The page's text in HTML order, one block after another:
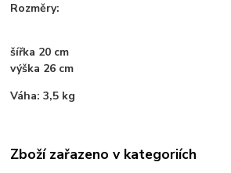
Rozměry:
šířka 20 cm
výška 26 cm
Váha: 3,5 kg
Zboží zařazeno v kategoriích